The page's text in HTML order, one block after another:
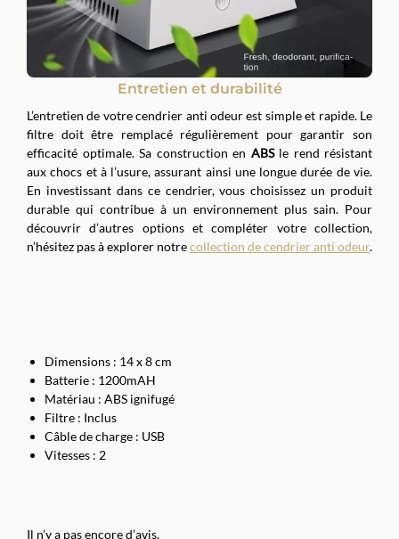
Entretien et durabilité
L’entretien de votre cendrier anti odeur est simple et rapide. Le
filtre doit être remplacé régulièrement pour garantir son
efficacité optimale. Sa construction en ABSle rend résistant
aux chocs et à l’usure, assurant ainsi une longue durée de vie.
En investissant dans ce cendrier, vous choisissez un produit
durable qui contribue à un environnement plus sain. Pour
découvrir d’autres options et compléter votre collection,
n’hésitez pas à explorer notrecollection de cendrier anti odeur.
Dimensions : 14 x 8 cm
Batterie : 1200mAH
Matériau : ABS ignifugé
Filtre : Inclus
Câble de charge : USB
Vitesses : 2
Il n’y a pas encore d’avis.